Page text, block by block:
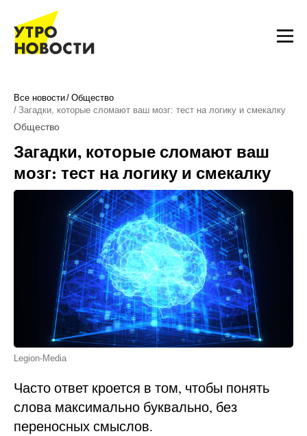
Все новости Общество
Загадки, которые сломают ваш мозг: тест на логику и смекалку
Общество
Загадки, которые сломают ваш
мозг: тест на логику и смекалку
Legion-Media
Часто ответ кроется в том, чтобы понять
слова максимально буквально, без
переносных смыслов.